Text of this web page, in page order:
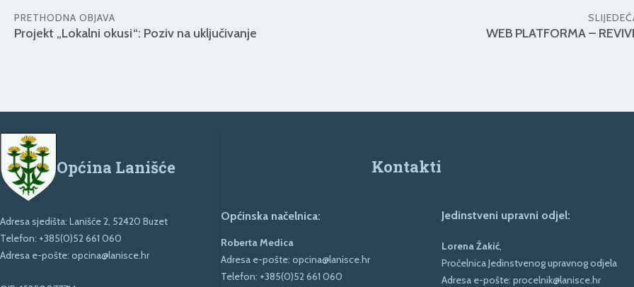
PRETHODNA OBJAVA
Projekt „Lokalni okusi“: Poziv na uključivanje WEB PLATFORMA –
Općina Lanišće
Adresa sjedišta: Lanišće 2, 52420 Buzet
Telefon: +385(0)52 661 060
Adresa e-pošte: opcina@lanisce.hr
Kontakti
Općinska načelnica:
Roberta Medica
Adresa e-pošte: opcina@lanisce.hr
Telefon: +385(0)52 661 060
Jedinstveni upravni odjel:
Lorena Žakić,
Pročelnica Jedinstvenog upravnog odjela
Adresa e-pošte: procelnik@lanisce.hr